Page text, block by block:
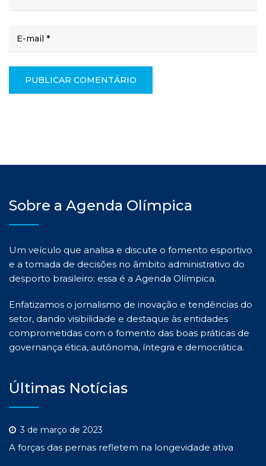
Sobre a Agenda Olímpica
Um veículo que analisa e discute o fomento esportivo
e a tomada de decisões no âmbito administrativo do
desporto brasileiro: essa é a Agenda Olímpica.
Enfatizamos o jornalismo de inovação e tendências do
setor, dando visibilidade e destaque às entidades
comprometidas com o fomento das boas práticas de
governança ética, autônoma, íntegra e democrática.
Últimas Notícias
3 de março de 2023
A forças das pernas refletem na longevidade ativa